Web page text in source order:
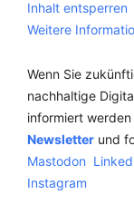
Inhalt entsperren
Weitere
Wenn Sie
nachhaltige
informiert
Newsletter und
Mastodon
Instagram